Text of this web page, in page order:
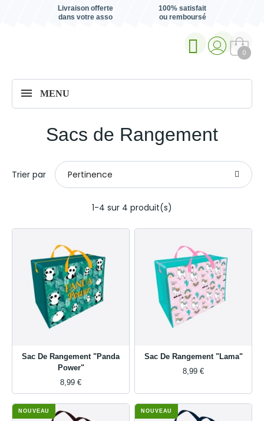
Livraison offerte
dans votre asso
100% satisfait
ou remboursé
0
MENU
Sacs de Rangement
Trier par Pertinence
1-4 sur 4 produit(s)
Sac De Rangement "Panda
Power"
8,99 €
Sac De Rangement "Lama"
8,99 €
NOUVEAU NOUVEAU